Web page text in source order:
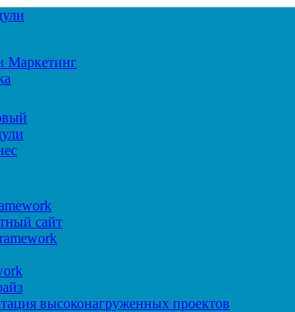
Маркетинг
сайт
высоконагруженных проектов